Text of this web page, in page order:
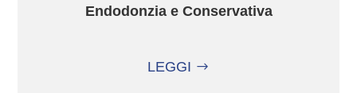
Endodonzia e Conservativa
LEGGI